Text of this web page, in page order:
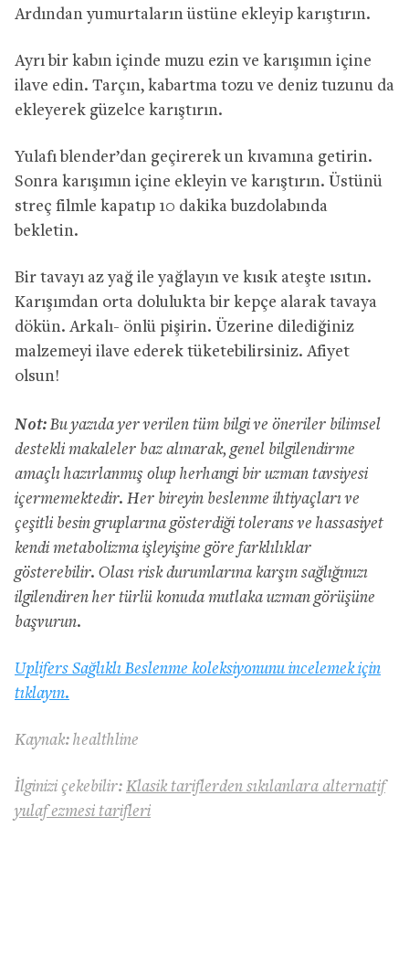
Ardından yumurtaların üstüne ekleyip karıştırın.
Ayrı bir kabın içinde muzu ezin ve karışımın içine
ilave edin. Tarçın, kabartma tozu ve deniz tuzunu da
ekleyerek güzelce karıştırın.
Yulafı blender’dan geçirerek un kıvamına getirin.
Sonra karışımın içine ekleyin ve karıştırın. Üstünü
streç filmle kapatıp 10 dakika buzdolabında
bekletin.
Bir tavayı az yağ ile yağlayın ve kısık ateşte ısıtın.
Karışımdan orta dolulukta bir kepçe alarak tavaya
dökün. Arkalı- önlü pişirin. Üzerine dilediğiniz
malzemeyi ilave ederek tüketebilirsiniz. Afiyet
olsun!
Not: Bu yazıda yer verilen tüm bilgi ve öneriler bilimsel
destekli makaleler baz alınarak, genel bilgilendirme
amaçlı hazırlanmış olup herhangi bir uzman tavsiyesi
içermemektedir. Her bireyin beslenme ihtiyaçları ve
çeşitli besin gruplarına gösterdiği tolerans ve hassasiyet
kendi metabolizma işleyişine göre farklılıklar
gösterebilir. Olası risk durumlarına karşın sağlığınızı
ilgilendiren her türlü konuda mutlaka uzman görüşüne
başvurun.
Uplifers Sağlıklı Beslenme koleksiyonunu incelemek için
tıklayın.
Kaynak: healthline
İlginizi çekebilir: Klasik tariflerden sıkılanlara alternatif
yulaf ezmesi tarifleri